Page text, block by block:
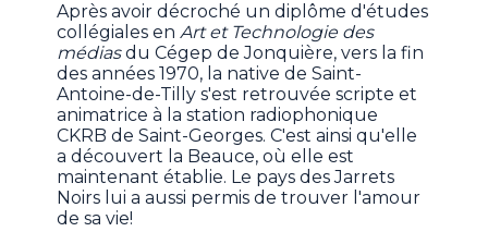
Après avoir décroché un diplôme d'études
collégiales enArt et Technologie des
médiasdu Cégep de Jonquière, vers la fin
des années 1970, la native de Saint-
Antoine-de-Tilly s'est retrouvée scripte et
animatrice à la station radiophonique
CKRB de Saint-Georges. C'est ainsi qu'elle
a découvert la Beauce, où elle est
maintenant établie. Le pays des Jarrets
Noirs lui a aussi permis de trouver l'amour
de sa vie!